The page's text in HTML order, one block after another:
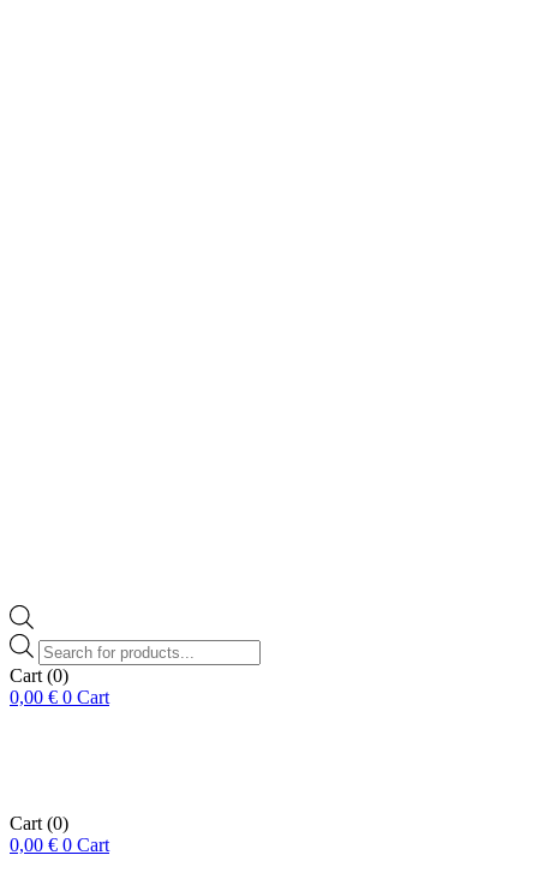
Products
search
Cart (0)
0,00 € 0 Cart
Cart (0)
0,00 € 0 Cart